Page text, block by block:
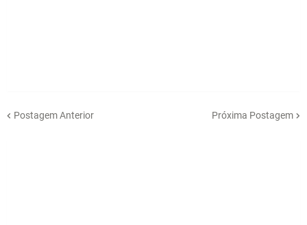
Postagem Anterior Próxima Postagem